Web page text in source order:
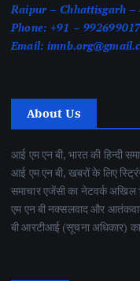
Raipur – Chhattisgarh –
Phone: +91 –
Email:
About Us
आई एम एन बी, भारत की हिन्दी
आई एम एन बी, खबरों के लिए
समाचार एजेंसी का नेटवर्क अखिल
एम एन बी नक्सलवाद और
बी आरटीआई (सूचना अधिकार)